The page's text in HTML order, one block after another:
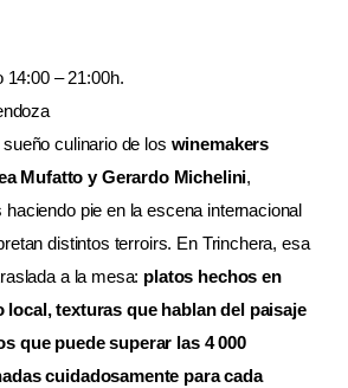
14:00 – 21:00h.
culinario de los winemakers
Mufatto y Gerardo Michelini,
pie en la escena internacional
distintos terroirs. En Trinchera, esa
a la mesa: platos hechos en
local, texturas que hablan del paisaje
que puede superar las 4 000
cuidadosamente para cada